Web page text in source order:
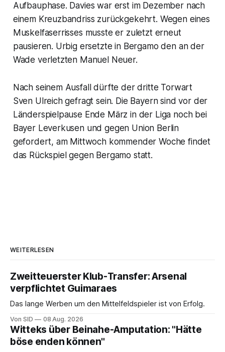
Aufbauphase. Davies war erst im Dezember nach
einem Kreuzbandriss zurückgekehrt. Wegen eines
Muskelfaserrisses musste er zuletzt erneut
pausieren. Urbig ersetzte in Bergamo den an der
Wade verletzten Manuel Neuer.
Nach seinem Ausfall dürfte der dritte Torwart
Sven Ulreich gefragt sein. Die Bayern sind vor der
Länderspielpause Ende März in der Liga noch bei
Bayer Leverkusen und gegen Union Berlin
gefordert, am Mittwoch kommender Woche findet
das Rückspiel gegen Bergamo statt.
WEITERLESEN
Zweitteuerster Klub-Transfer: Arsenal
verpflichtet Guimaraes
Das lange Werben um den Mittelfeldspieler ist von Erfolg.
Von SID 08 Aug. 2026
Witteks über Beinahe-Amputation: "Hätte
böse enden können"